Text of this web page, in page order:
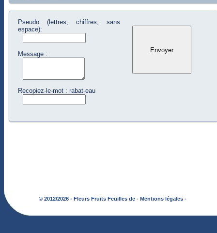
Pseudo (lettres, chiffres, sans
espace):
Message :
Recopiez-le-mot : rabat-eau
© 2012/2026 - Fleurs Fruits Feuilles de - Mentions légales -